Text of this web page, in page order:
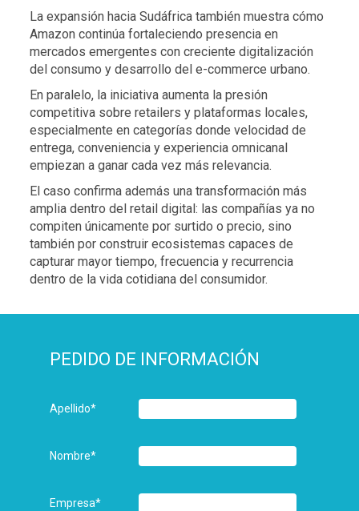
La expansión hacia Sudáfrica también muestra cómo
Amazon continúa fortaleciendo presencia en
mercados emergentes con creciente digitalización
del consumo y desarrollo del e-commerce urbano.
En paralelo, la iniciativa aumenta la presión
competitiva sobre retailers y plataformas locales,
especialmente en categorías donde velocidad de
entrega, conveniencia y experiencia omnicanal
empiezan a ganar cada vez más relevancia.
El caso confirma además una transformación más
amplia dentro del retail digital: las compañías ya no
compiten únicamente por surtido o precio, sino
también por construir ecosistemas capaces de
capturar mayor tiempo, frecuencia y recurrencia
dentro de la vida cotidiana del consumidor.
PEDIDO DE INFORMACIÓN
Apellido*
Nombre*
Empresa*